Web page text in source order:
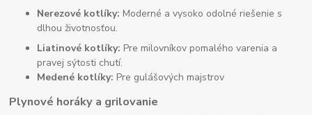
Nerezové kotlíky: Moderné a vysoko odolné riešenie s
dlhou životnosťou.
Liatinové kotlíky: Pre milovníkov pomalého varenia a
pravej sýtosti chutí.
Medené kotlíky: Pre gulášových majstrov
Plynové horáky a grilovanie